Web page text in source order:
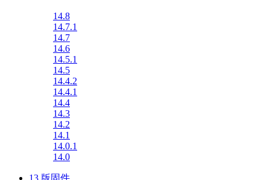
14.8
14.7.1
14.7
14.6
14.5.1
14.5
14.4.2
14.4.1
14.4
14.3
14.2
14.1
14.0.1
14.0
13 版固件